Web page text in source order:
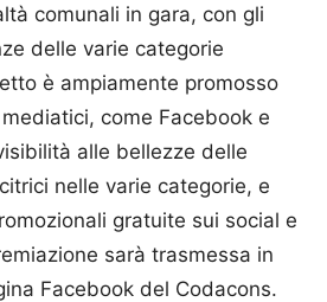
comunali in gara, con gli
delle varie categorie
è ampiamente promosso
come Facebook e
alle bellezze delle
nelle varie categorie, e
gratuite sui social e
sarà trasmessa in
Facebook del Codacons.